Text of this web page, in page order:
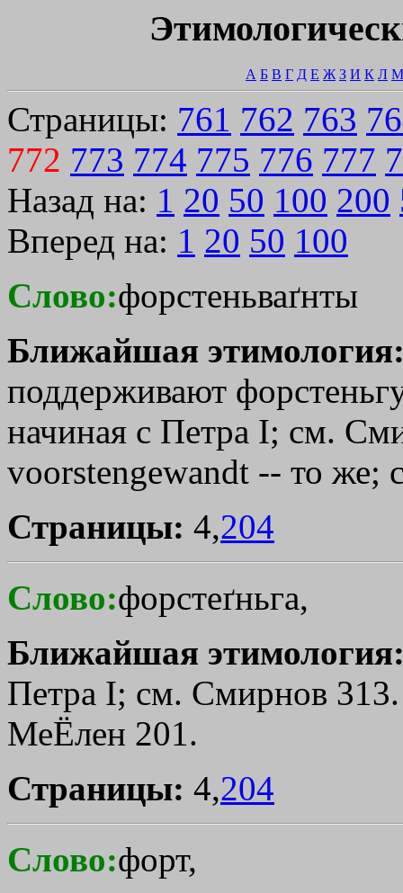
А Б В Г Д Е Ж З И К Л М
Страницы: 761 762 763
772 773 774 775 776 777
Назад на: 1 20 50 100 200
Вперед на: 1 20 50 100
Слово:форстеньваґнты
Ближайшая
поддерживают
начиная с Петра I; см.
voorstengewandt -- то же;
Страницы: 4,204
Слово:форстеґньга,
Ближайшая
Петра I; см. Смирнов
МеЁлен 201.
Страницы: 4,204
Слово:форт,